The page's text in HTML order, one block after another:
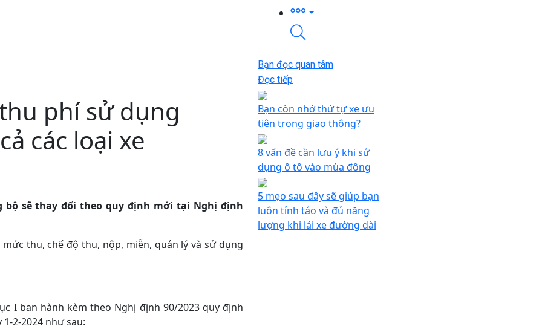
phí sử dụng
các loại xe
bộ sẽ thay đổi theo quy định mới tại Nghị định
thu, chế độ thu, nộp, miễn, quản lý và sử dụng
I ban hành kèm theo Nghị định 90/2023 quy định
2-2024 như sau:
Bạn đọc quan tâm
Đọc tiếp
Bạn còn nhớ thứ tự xe ưu
tiên trong giao thông?
8 vấn đề cần lưu ý khi sử
dụng ô tô vào mùa đông
5 mẹo sau đây sẽ giúp bạn
luôn tỉnh táo và đủ năng
lượng khi lái xe đường dài